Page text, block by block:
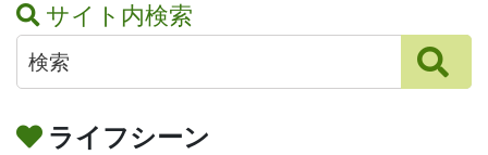
サイト内検索
ライフシーン